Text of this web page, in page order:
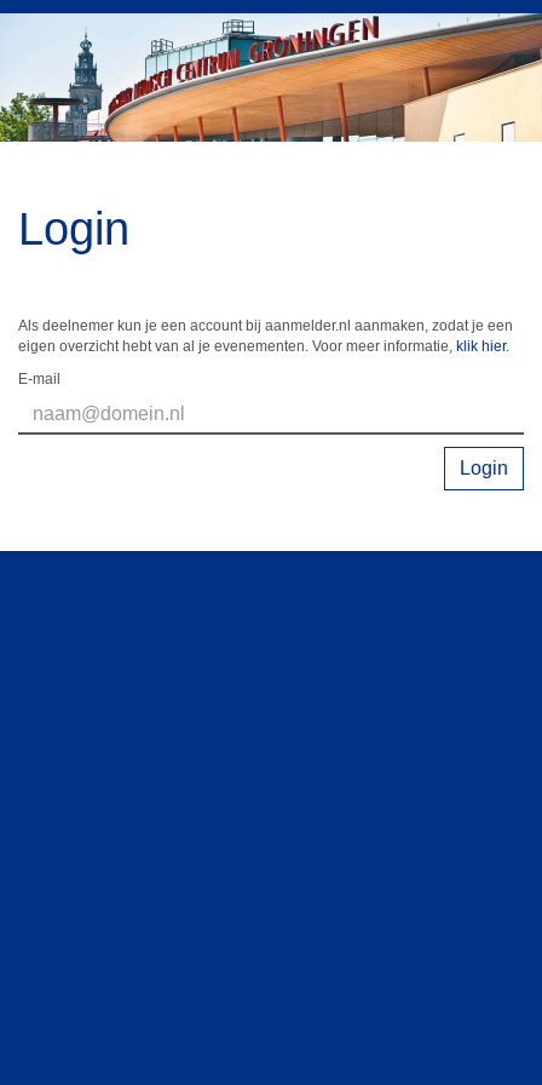
Login
Als deelnemer kun je een account bij aanmelder.nl aanmaken, zodat je een
eigen overzicht hebt van al je evenementen. Voor meer informatie, klik hier.
E-mail
Login